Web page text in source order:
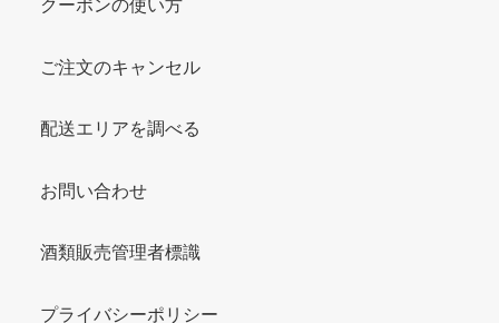
クーポンの使い方
ご注文のキャンセル
配送エリアを調べる
お問い合わせ
酒類販売管理者標識
プライバシーポリシー